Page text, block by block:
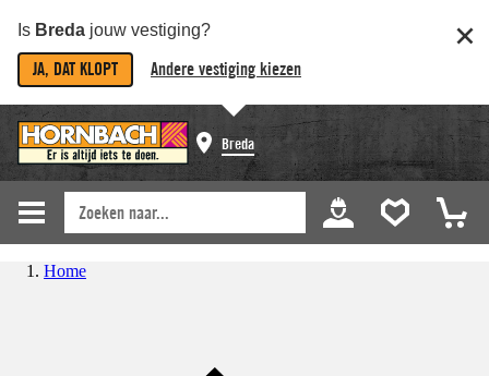
Is Breda jouw vestiging?
JA, DAT KLOPT Andere vestiging kiezen
Breda
Home